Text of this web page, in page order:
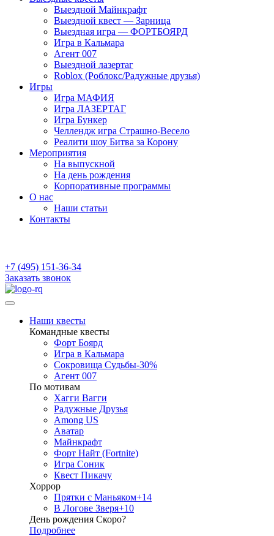
Выездной Майнкрафт
Выездной квест — Зарница
Выездная игра — ФОРТБОЯРД
Игра в Кальмара
Агент 007
Выездной лазертаг
Roblox (Роблокс/Радужные друзья)
Игры
Игра МАФИЯ
Игра ЛАЗЕРТАГ
Игра Бункер
Челлендж игра Страшно-Весело
Реалити шоу Битва за Корону
Мероприятия
На выпускной
На день рождения
Корпоративные программы
О нас
Наши статьи
Контакты
+7 (495) 151-36-34
Заказать звонок
Наши квесты
Командные квесты
Форт Боярд
Игра в Кальмара
Сокровища Судьбы-30%
Агент 007
По мотивам
Хагги Вагги
Радужные Друзья
Among US
Аватар
Майнкрафт
Форт Найт (Fortnite)
Игра Соник
Квест Пикачу
Хоррор
Прятки с Маньяком+14
В Логове Зверя+10
День рождения Скоро?
Подробнее